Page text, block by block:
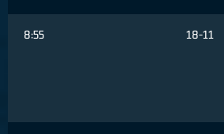
8:55 18-11